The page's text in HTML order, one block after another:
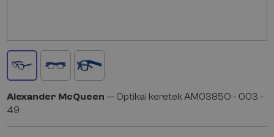
Alexander McQueen — Optikai keretek AM0385O - 003 -
49